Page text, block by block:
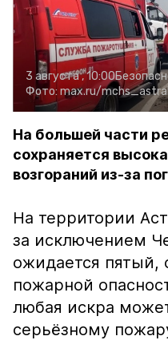
3 августа , 10:00
Фото: max.ru/
На большей части
сохраняется
возгораний из-за
На территории
за исключением
ожидается пятый,
пожарной
любая искра
серьёзному